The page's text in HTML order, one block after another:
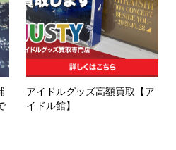
アイドルグッズ高額買取【ア
イドル館】